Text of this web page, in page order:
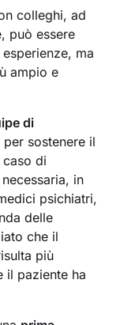
colleghi, ad
può essere
ma
ampio e
di
sostenere il
di
in
psichiatri,
delle
che il
più
il paziente ha